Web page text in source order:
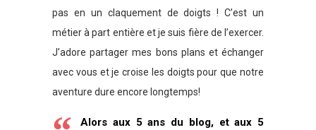
pas en un claquement de doigts ! C’est un
métier à part entière et je suis fière de l’exercer.
J’adore partager mes bons plans et échanger
avec vous et je croise les doigts pour que notre
aventure dure encore longtemps!
Alors aux 5 ans du blog, et aux 5